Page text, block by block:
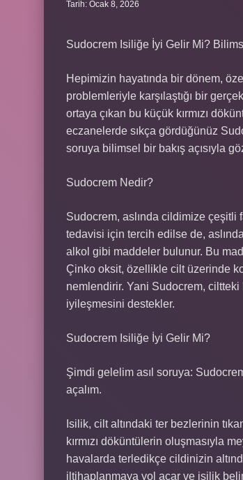
Tarih: Ocak 8, 2026
Sudocrem Isiliğe İyi Gelir Mi?
Hepimizin hayatında bir dönem,
problemleriyle karşılaştığı bir
ortaya çıkan bu küçük kırmızı
eczanelerde sıkça gördüğünüz
soruya bilimsel bir bakış açısıyla
Sudocrem Nedir?
Sudocrem, aslında cildimize
tedavisi için tercih edilse de,
alkol gibi maddeler bulunur. Bu
Çinko oksit, özellikle cilt üzerinde
nemlendirir. Yani Sudocrem, ciltteki
iyileşmesini destekler.
Sudocrem Isiliğe İyi Gelir Mi?
Şimdi gelelim asıl soruya:
açalım.
Isilik, cilt altındaki ter bezlerinin
kırmızı döküntülerin oluşmasıyla
havalarda terledikçe cildinizin
iltihaplanmaya yol açar ve isilik